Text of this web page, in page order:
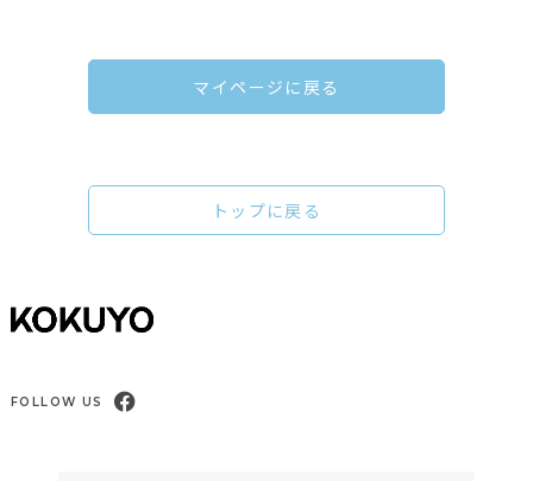
マイページに戻る
トップに戻る
FOLLOW US